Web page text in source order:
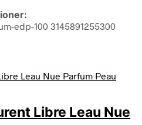
edp-100 3145891255300
Libre Leau Nue